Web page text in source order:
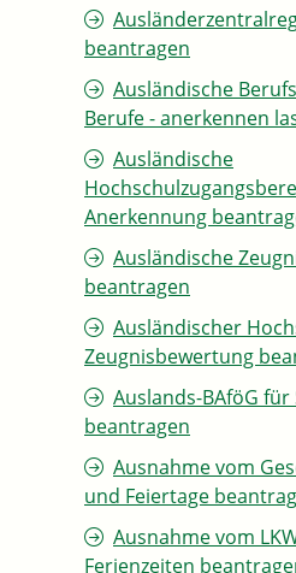
beantragen
Ausländische
Berufe - anerkennen
Ausländische
Anerkennung
Ausländische
beantragen
Ausländischer
Zeugnisbewertung
Auslands-BAföG
beantragen
Ausnahme vom
und Feiertage
Ausnahme vom
Ferienzeiten